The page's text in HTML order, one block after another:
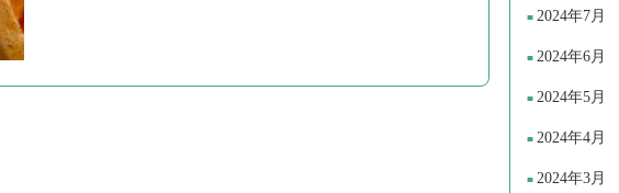
2024年7月
2024年6月
2024年5月
2024年4月
2024年3月